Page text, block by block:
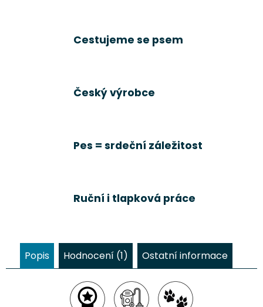
Cestujeme se psem
Český výrobce
Pes = srdeční záležitost
Ruční i tlapková práce
Popis Hodnocení (1) Ostatní informace